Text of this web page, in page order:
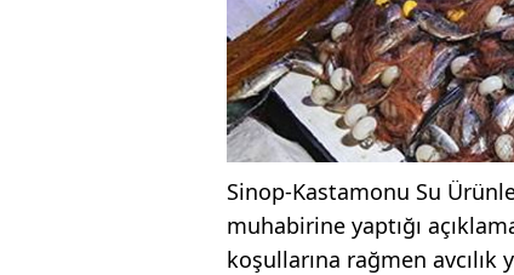
Sinop-Kastamonu Su
muhabirine yaptığı
koşullarına rağmen